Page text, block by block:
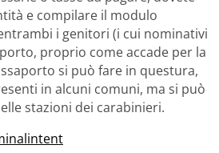
e compilare il modulo
i genitori (i cui nominativi
proprio come accade per la
si può fare in questura,
in alcuni comuni, ma si può
stazioni dei carabinieri.